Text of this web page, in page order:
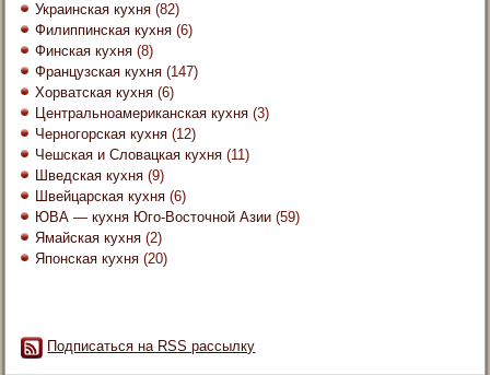
Украинская кухня (82)
Филиппинская кухня (6)
Финская кухня (8)
Французская кухня (147)
Хорватская кухня (6)
Центральноамериканская кухня (3)
Черногорская кухня (12)
Чешская и Словацкая кухня (11)
Шведская кухня (9)
Швейцарская кухня (6)
ЮВА — кухня Юго-Восточной Азии (59)
Ямайская кухня (2)
Японская кухня (20)
Подписаться на RSS рассылку